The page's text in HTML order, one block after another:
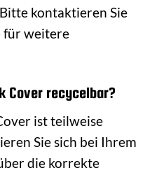
kontaktieren Sie
für weitere
Cover recycelbar?
ist teilweise
Sie sich bei Ihrem
die korrekte